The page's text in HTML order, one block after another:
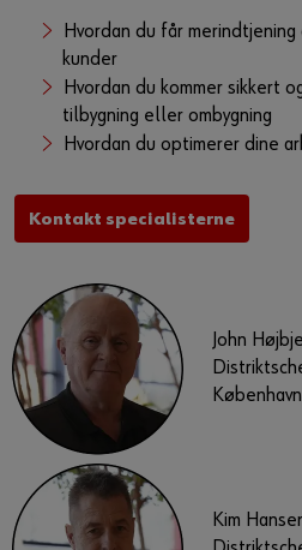
Hvordan du får
kunder
Hvordan du kommer sikkert
tilbygning eller ombygning
Hvordan du optimerer dine
Kontakt specialisterne
John
Kim